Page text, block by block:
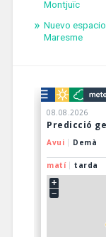
Montjuïc
Nuevo
Maresme